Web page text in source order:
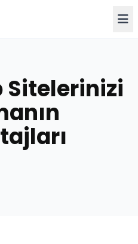
Sitelerinizi